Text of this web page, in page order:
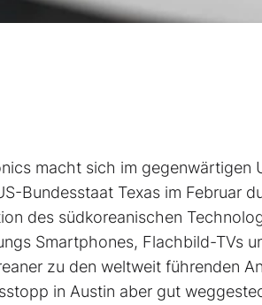
macht sich im gegenwärtigen
Bundesstaat Texas im Februar
des südkoreanischen
Smartphones, Flachbild-TVs
zu den weltweit führenden
in Austin aber gut